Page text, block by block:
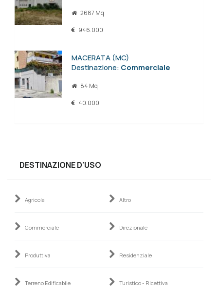
2687 Mq
946.000
MACERATA (MC)
Destinazione: Commerciale
84 Mq
40.000
DESTINAZIONE D'USO
Agricola Altro
Commerciale Direzionale
Produttiva Residenziale
Terreno Edificabile Turistico - Ricettiva